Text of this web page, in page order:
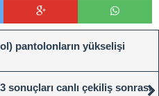
pantolonların yükselişi
sonuçları canlı çekiliş sonrası